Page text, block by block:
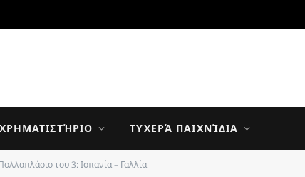
ΧΡΗΜΑΤΙΣΤΉΡΙΟ ΤΥΧΕΡΆ ΠΑΙΧΝΊΔΙΑ
του 3: Ισπανία – Γαλλία